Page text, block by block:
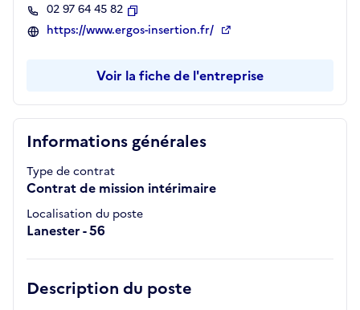
Informations générales
Type de contrat
Contrat de mission intérimaire
Localisation du poste
Lanester - 56
Description du poste
02 97 64 45 82
Copier
https://www.ergos-insertion.fr/
Voir la fiche de l'entreprise